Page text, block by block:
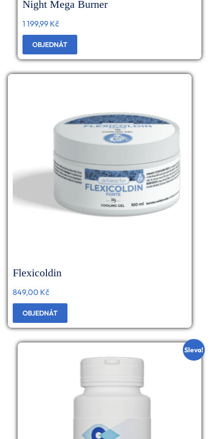
Night Mega Burner
1 199,99 Kč
OBJEDNÁT
Flexicoldin
849,00 Kč
OBJEDNÁT
Sleva!